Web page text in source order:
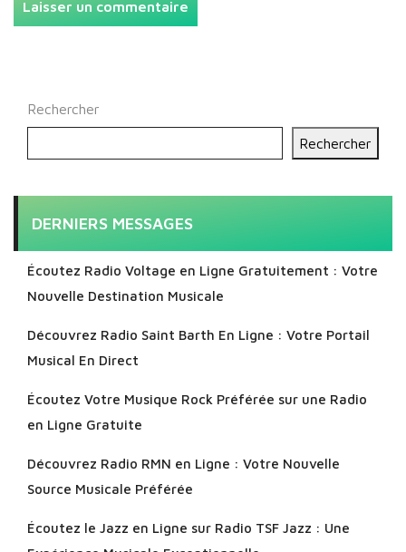
Rechercher
Rechercher
DERNIERS MESSAGES
Écoutez Radio Voltage en Ligne Gratuitement : Votre
Nouvelle Destination Musicale
Découvrez Radio Saint Barth En Ligne : Votre Portail
Musical En Direct
Écoutez Votre Musique Rock Préférée sur une Radio
en Ligne Gratuite
Découvrez Radio RMN en Ligne : Votre Nouvelle
Source Musicale Préférée
Écoutez le Jazz en Ligne sur Radio TSF Jazz : Une